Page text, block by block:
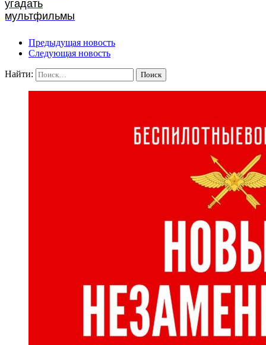
угадать
мультфильмы
Предыдущая новость
Следующая новость
Найти: